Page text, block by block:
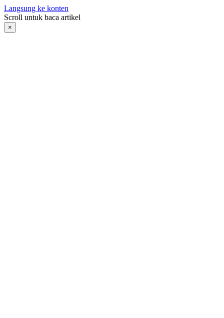
Langsung ke konten
Scroll untuk baca artikel
×